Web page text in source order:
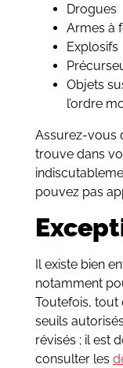
Drogues
Armes à
Explosifs
Objets
l’ordre
Assurez-vous
trouve dans
pouvez pas
Il existe bien
notamment
Toutefois, tout
seuils
révisés ; il est
consulter les